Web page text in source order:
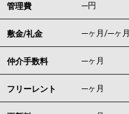
管理費 ---円
敷金/礼金 ---ヶ月/---ヶ月
仲介手数料 ---ヶ月
フリーレント ---ヶ月